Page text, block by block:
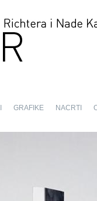
GRAFIKE NACRTI